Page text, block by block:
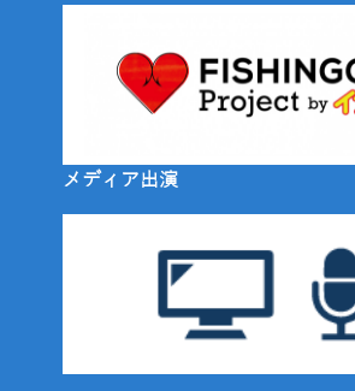
メディア出演